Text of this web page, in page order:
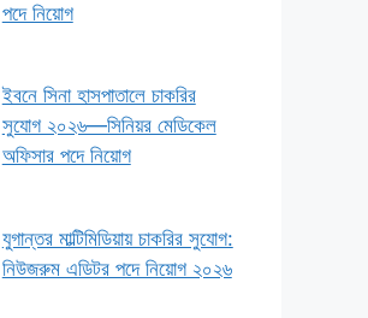
পদে নিয়োগ
ইবনে সিনা হাসপাতালে চাকরির
সুযোগ ২০২৬—সিনিয়র মেডিকেল
অফিসার পদে নিয়োগ
যুগান্তর মাল্টিমিডিয়ায় চাকরির সুযোগ:
নিউজরুম এডিটর পদে নিয়োগ ২০২৬